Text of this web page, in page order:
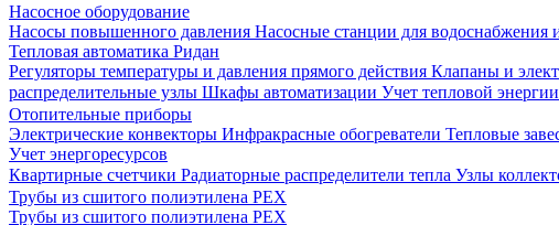
Насосное оборудование
Насосы повышенного давления Насосные станции для водоснабжения
Тепловая автоматика Ридан
Регуляторы температуры и давления прямого действия Клапаны и
распределительные узлы Шкафы автоматизации Учет тепловой энергии
Отопительные приборы
Электрические конвекторы Инфракрасные обогреватели Тепловые
Учет энергоресурсов
Квартирные счетчики Радиаторные распределители тепла Узлы
Трубы из сшитого полиэтилена PEX
Трубы из сшитого полиэтилена PEX